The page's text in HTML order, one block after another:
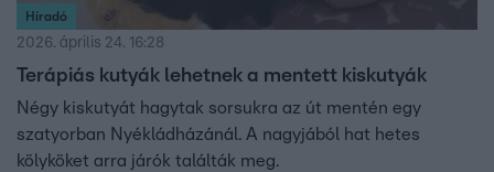
Híradó
2026. április 24. 16:28
Terápiás kutyák lehetnek a mentett kiskutyák
Négy kiskutyát hagytak sorsukra az út mentén egy
szatyorban Nyékládházánál. A nagyjából hat hetes
kölyköket arra járók találták meg.